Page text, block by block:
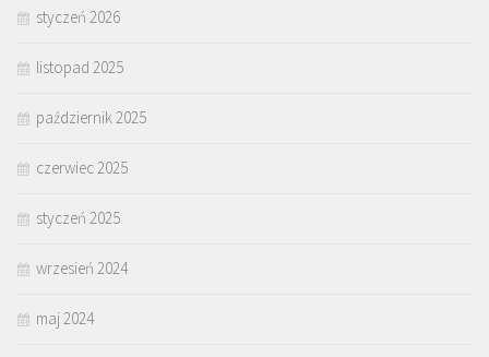
styczeń 2026
listopad 2025
październik 2025
czerwiec 2025
styczeń 2025
wrzesień 2024
maj 2024